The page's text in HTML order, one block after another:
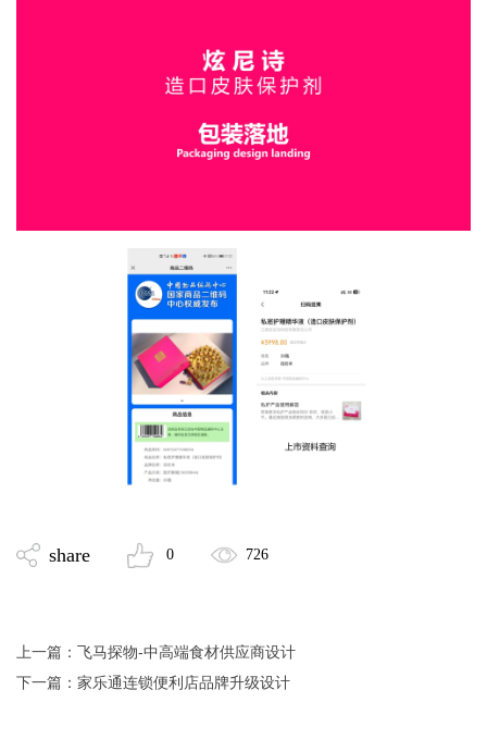
share 0 726
上一篇： 飞马探物-中高端食材供应商设计
下一篇： 家乐通连锁便利店品牌升级设计